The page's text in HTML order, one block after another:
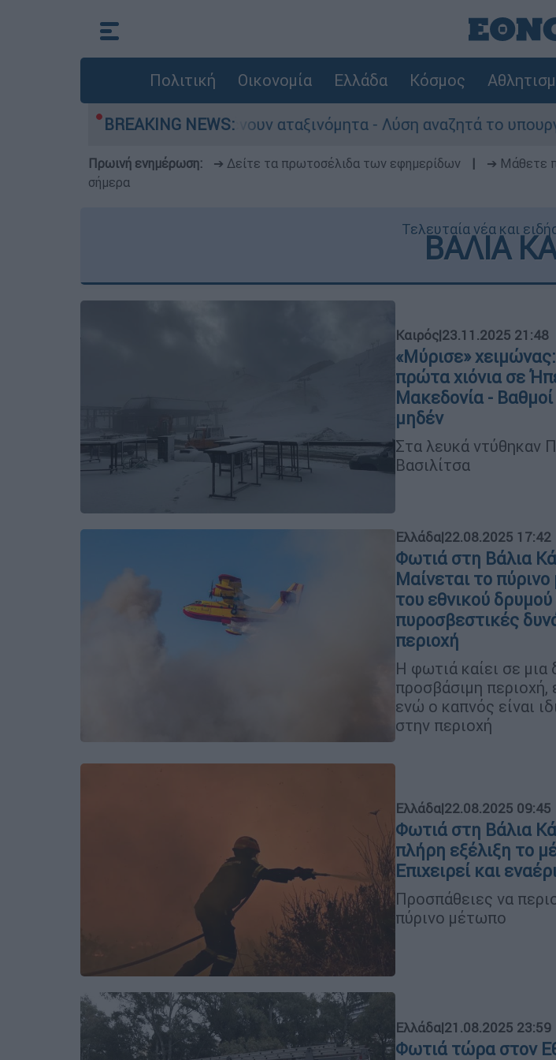
Πολιτική Οικονομία Ελλάδα Κόσμος
BREAKING NEWS:
παραμένουν αταξινόμητα - Λύση αναζητά το υπουργείο
Πρωινή ενημέρωση: ➔ Δείτε τα πρωτοσέλιδα των εφημερίδων ➔ Μάθετε
σήμερα
Τελευταία νέα και
ΒΑΛΙΑ
Καιρός|23.11.2025 21:48
«Μύρισε»
πρώτα χιόνια σε
Μακεδονία -
μηδέν
Στα λευκά ντύθηκαν
Βασιλίτσα
Ελλάδα|22.08.2025 17:42
Φωτιά στη Βάλια
Μαίνεται το
του εθνικού δρυμού
πυροσβεστικές
περιοχή
Η φωτιά καίει σε μια
προσβάσιμη περιοχή,
ενώ ο καπνός είναι
στην περιοχή
Ελλάδα|22.08.2025 09:45
Φωτιά στη Βάλια
πλήρη εξέλιξη το
Επιχειρεί και
Προσπάθειες να
πύρινο μέτωπο
Ελλάδα|21.08.2025 23:59
Φωτιά τώρα στον